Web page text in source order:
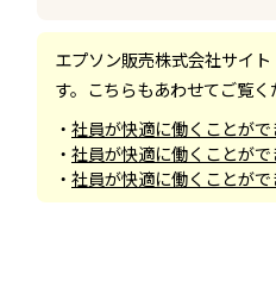
エプソン販売株式会社サイト
す。こちらもあわせてご覧く
・ 社員が快適に働くことが
・ 社員が快適に働くことが
・ 社員が快適に働くことが